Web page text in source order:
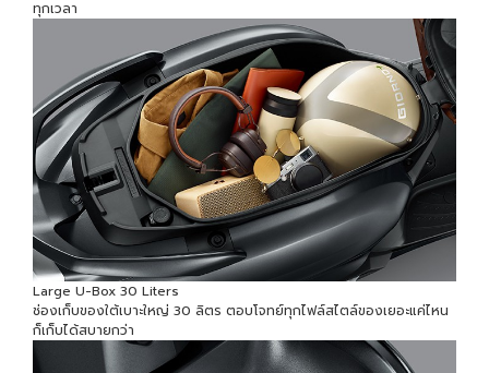
ทุกเวลา
Large U-Box 30 Liters
ช่องเก็บของใต้เบาะใหญ่ 30 ลิตร ตอบโจทย์ทุกไฟล์สไตล์ของเยอะแค่ไหน
ก็เก็บได้สบายกว่า